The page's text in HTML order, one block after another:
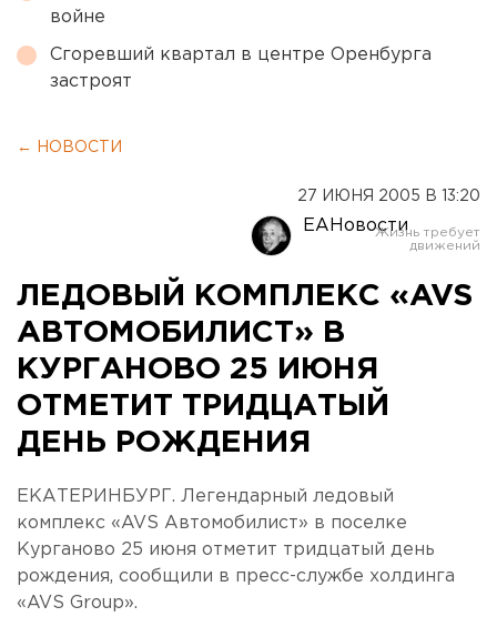
войне
Сгоревший квартал в центре Оренбурга
застроят
← НОВОСТИ
27 ИЮНЯ 2005 В 13:20
ЕАНовости
ЛЕДОВЫЙ КОМПЛЕКС «AVS
АВТОМОБИЛИСТ» В
КУРГАНОВО 25 ИЮНЯ
ОТМЕТИТ ТРИДЦАТЫЙ
ДЕНЬ РОЖДЕНИЯ
ЕКАТЕРИНБУРГ. Легендарный ледовый
комплекс «AVS Автомобилист» в поселке
Курганово 25 июня отметит тридцатый день
рождения, сообщили в пресс-службе холдинга
«AVS Group».